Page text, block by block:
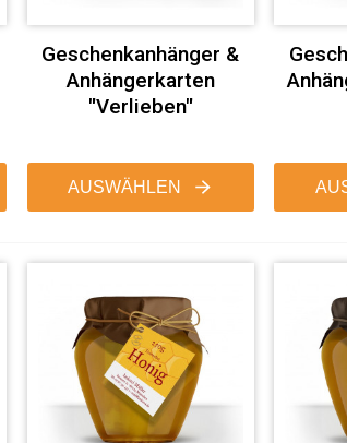
Geschenkanhänger &
Anhängerkarten
"Verlieben"
AUSWÄHLEN